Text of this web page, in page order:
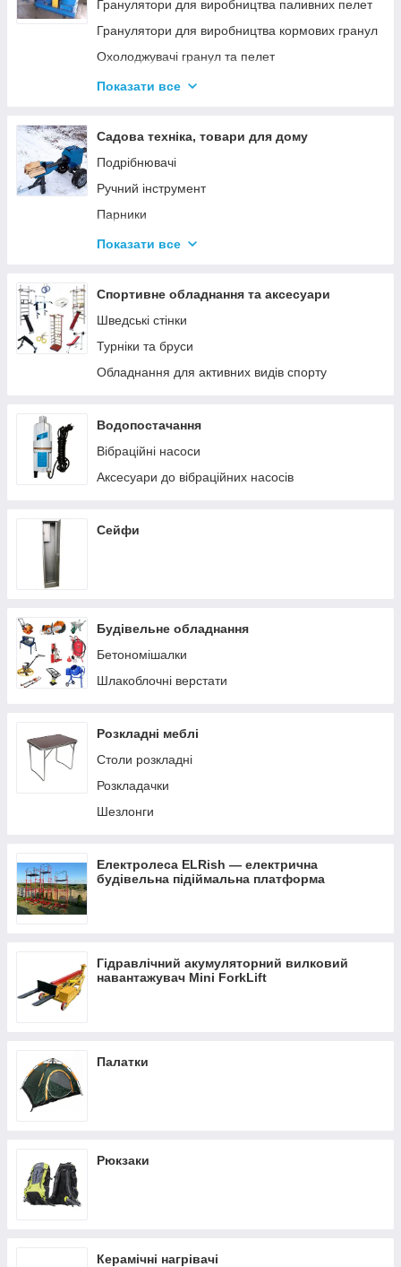
Аксесуари для твердопаливних котлів
Гранулятори для виробництва паливних пелет
Гранулятори для виробництва кормових гранул
Охолоджувачі гранул та пелет
Подрібнювачі
Дровоколи
Показати все
Садова техніка, товари для дому
Подрібнювачі
Ручний інструмент
Парники
Термоси
Показати все
Спортивне обладнання та аксесуари
Шведські стінки
Турніки та бруси
Обладнання для активних видів спорту
Водопостачання
Вібраційні насоси
Аксесуари до вібраційних насосів
Сейфи
Будівельне обладнання
Бетономішалки
Шлакоблочні верстати
Розкладні меблі
Столи розкладні
Розкладачки
Шезлонги
Електролеса ELRish — електрична
будівельна підіймальна платформа
Гідравлічний акумуляторний вилковий
навантажувач Mini ForkLift
Палатки
Рюкзаки
Керамічні нагрівачі